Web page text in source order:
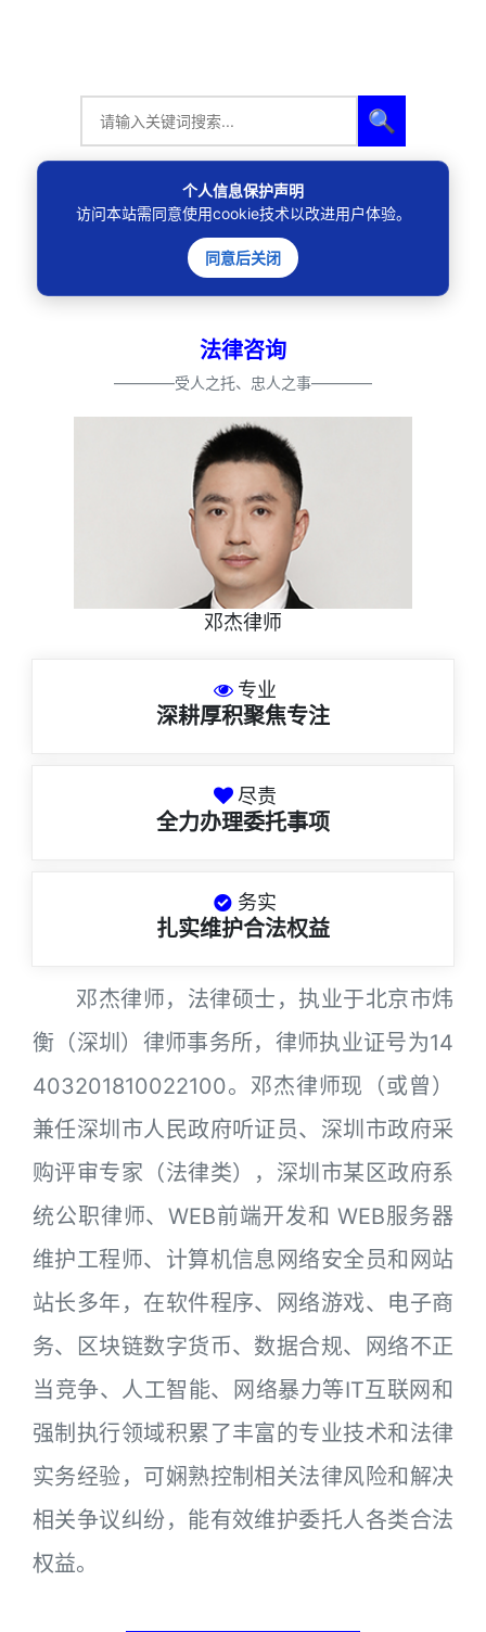
🔍
法律咨询
————受人之托、忠人之事————
邓杰律师
专业
深耕厚积聚焦专注
尽责
全力办理委托事项
务实
扎实维护合法权益
邓杰律师，法律硕士，执业于北京市炜
衡（深圳）律师事务所，律师执业证号为14
403201810022100。邓杰律师现（或曾）
兼任深圳市人民政府听证员、深圳市政府采
购评审专家（法律类），深圳市某区政府系
统公职律师、WEB前端开发和 WEB服务器
维护工程师、计算机信息网络安全员和网站
站长多年，在软件程序、网络游戏、电子商
务、区块链数字货币、数据合规、网络不正
当竞争、人工智能、网络暴力等IT互联网和
强制执行领域积累了丰富的专业技术和法律
实务经验，可娴熟控制相关法律风险和解决
相关争议纠纷，能有效维护委托人各类合法
权益。
个人信息保护声明
访问本站需同意使用cookie技术以改进用户体验。
同意后关闭